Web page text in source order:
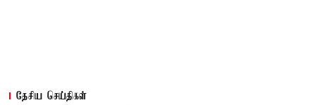
தேசிய செய்திகள்